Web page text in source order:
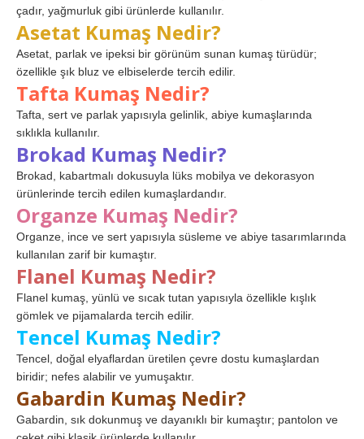
çadır, yağmurluk gibi ürünlerde kullanılır.
Asetat Kumaş Nedir?
Asetat, parlak ve ipeksi bir görünüm sunan kumaş türüdür;
özellikle şık bluz ve elbiselerde tercih edilir.
Tafta Kumaş Nedir?
Tafta, sert ve parlak yapısıyla gelinlik, abiye kumaşlarında
sıklıkla kullanılır.
Brokad Kumaş Nedir?
Brokad, kabartmalı dokusuyla lüks mobilya ve dekorasyon
ürünlerinde tercih edilen kumaşlardandır.
Organze Kumaş Nedir?
Organze, ince ve sert yapısıyla süsleme ve abiye tasarımlarında
kullanılan zarif bir kumaştır.
Flanel Kumaş Nedir?
Flanel kumaş, yünlü ve sıcak tutan yapısıyla özellikle kışlık
gömlek ve pijamalarda tercih edilir.
Tencel Kumaş Nedir?
Tencel, doğal elyaflardan üretilen çevre dostu kumaşlardan
biridir; nefes alabilir ve yumuşaktır.
Gabardin Kumaş Nedir?
Gabardin, sık dokunmuş ve dayanıklı bir kumaştır; pantolon ve